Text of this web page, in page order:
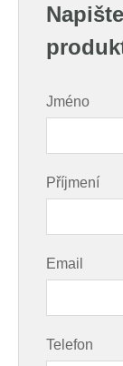
Jméno
Příjmení
Email
Telefon